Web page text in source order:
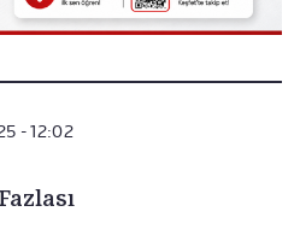
- 12:02